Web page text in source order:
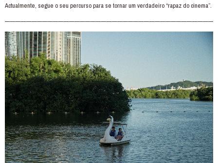
Actualmente, segue o seu percurso para se tornar um verdadeiro “rapaz do cinema”.